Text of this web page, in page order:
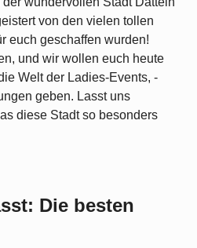
von den vielen tollen
euch geschaffen wurden!
und wir wollen euch heute
Welt der Ladies-Events, -
geben. Lasst uns
diese Stadt so besonders
Die besten